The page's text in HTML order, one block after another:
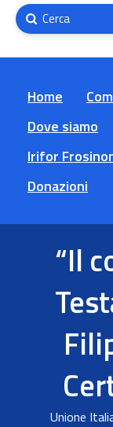
Search
Submit
Home
Dove siamo
Irifor
Donazioni
“Il
Unione